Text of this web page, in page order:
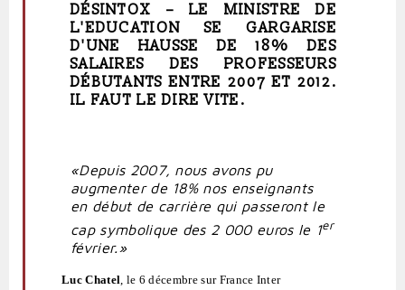
DÉSINTOX –LE MINISTRE DE
L'EDUCATION SE GARGARISE
D'UNE HAUSSE DE 18% DES
SALAIRES DES PROFESSEURS
DÉBUTANTS ENTRE 2007 ET 2012.
IL FAUT LE DIRE VITE.
«Depuis 2007, nous avons pu
augmenter de 18% nos enseignants
en début de carrière qui passeront le
cap symbolique des 2 000 euros le 1er
février.»
Luc Chatel , le 6 décembre sur France Inter